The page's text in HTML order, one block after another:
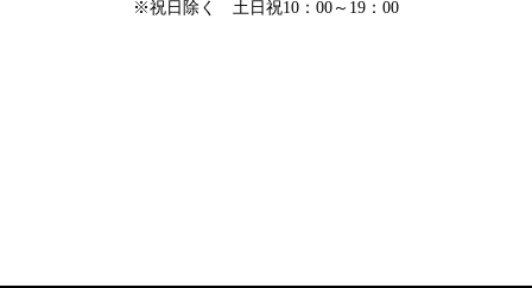
※祝日除く 土日祝10：00～19：00